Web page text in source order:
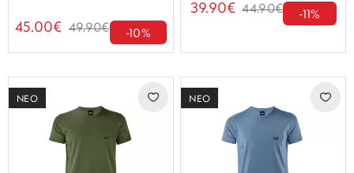
45.00€ 49.90€ -10%
39.90€ 44.90€ -11%
ΝΕΟ ΝΕΟ